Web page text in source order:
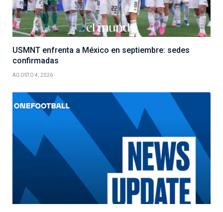
USMNT enfrenta a México en septiembre: sedes
confirmadas
AGOSTO 4, 2026